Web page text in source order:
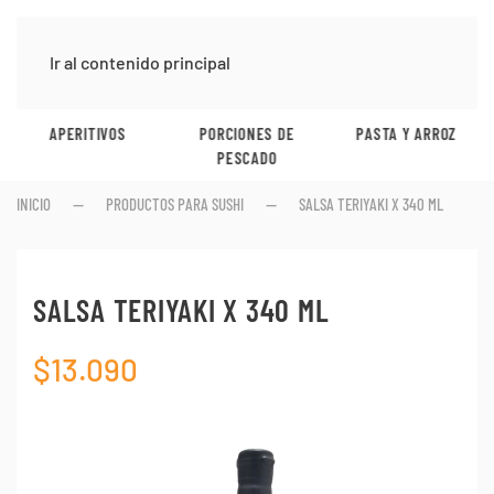
Ir al contenido principal
APERITIVOS
PORCIONES DE
PESCADO
PASTA Y ARROZ
INICIO PRODUCTOS PARA SUSHI SALSA TERIYAKI X 340 ML
SALSA TERIYAKI X 340 ML
$13.090